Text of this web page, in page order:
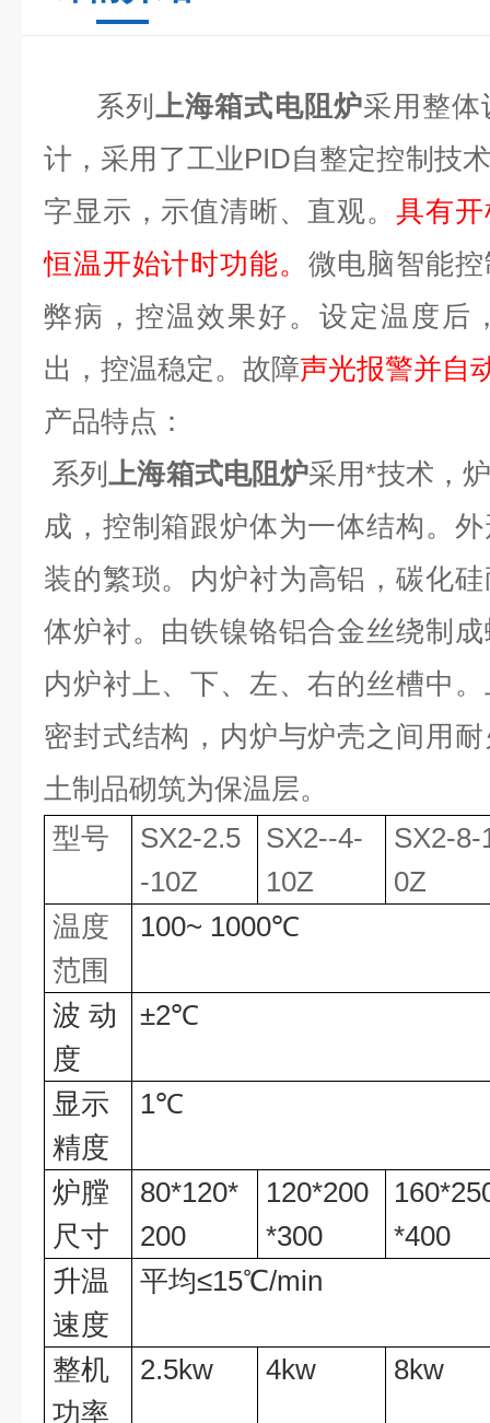
系列上海箱式电阻炉采用整
计，采用了工业PID自整定控制技
字显示，示值清晰、直观。 具有
恒温开始计时功能。 微电脑智能
弊病，控温效果好。设定温度后
出，控温稳定。故障声光报警并自
产品特点：
系列上海箱式电阻炉采用*技术，
成，控制箱跟炉体为一体结构。
装的繁琐。 内炉衬为高铝，碳化
体炉衬。由铁镍铬铝合金丝绕制
内炉衬上、下、左、右的丝槽中
密封式结构，内炉与炉壳之间用
土制品砌筑为保温层。
型号
SX2-2.5
-10Z
SX2--4-
10Z
SX2-8-
0Z
温度
范围
100~ 1000℃
波 动
度
±2℃
显示
精度
1℃
炉膛
尺寸
80*120*
200
120*200
*300
*400
升温
速度
平均≤15℃/min
整机
功率
2.5kw 4kw 8kw